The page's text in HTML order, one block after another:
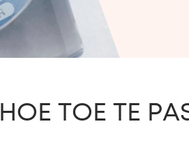
HOE TOE TE